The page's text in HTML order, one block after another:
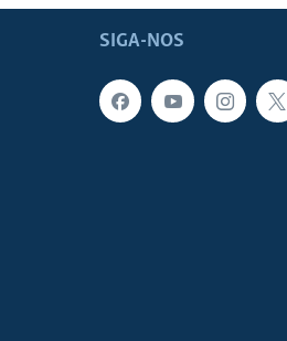
SIGA-NOS